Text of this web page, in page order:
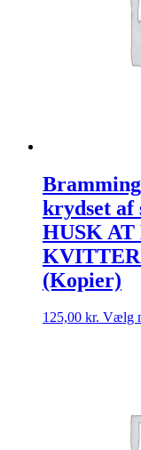
krydset af
HUSK
(Kopier)
125,00 kr. Vælg